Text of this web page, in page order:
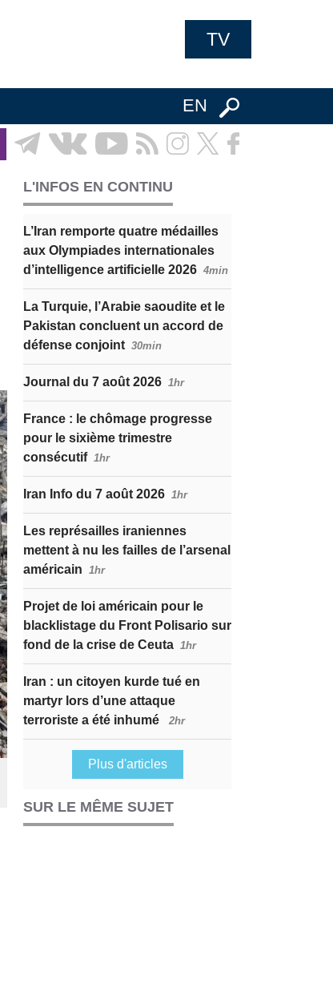
TV
EN
L'INFOS EN CONTINU
L’Iran remporte quatre médailles
aux Olympiades internationales
d’intelligence artificielle 2026 4min
La Turquie, l’Arabie saoudite et le
Pakistan concluent un accord de
défense conjoint 30min
Journal du 7 août 2026 1hr
France : le chômage progresse
pour le sixième trimestre
consécutif 1hr
Iran Info du 7 août 2026 1hr
Les représailles iraniennes
mettent à nu les failles de l’arsenal
américain 1hr
Projet de loi américain pour le
blacklistage du Front Polisario sur
fond de la crise de Ceuta 1hr
Iran : un citoyen kurde tué en
martyr lors d’une attaque
terroriste a été inhumé
2hr
Plus d'articles
SUR LE MÊME SUJET